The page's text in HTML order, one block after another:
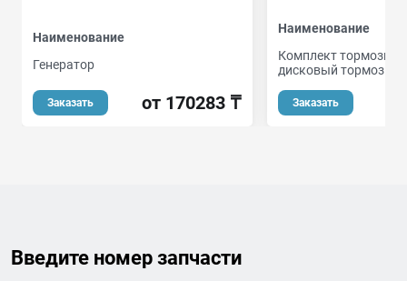
Наименование
Генератор
Заказать от 170283 ₸
Наименование
Комплект
дисковый тормоз
Заказать
Введите номер запчасти